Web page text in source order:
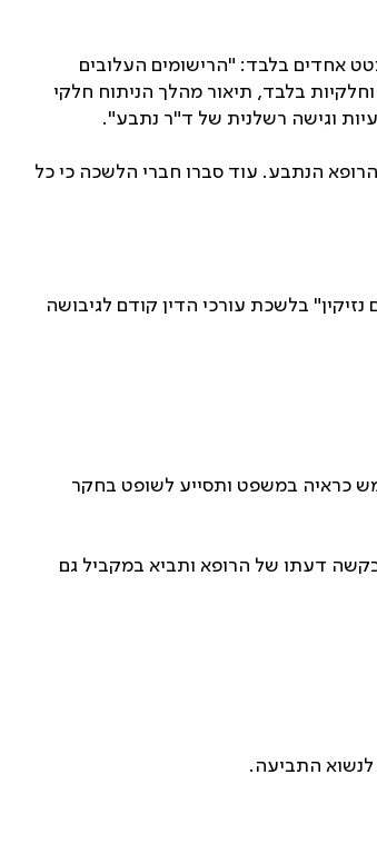
אחדים בלבד: "הרישומים העלובים
וחלקיות בלבד, תיאור מהלך הניתוח חלקי
וגישה רשלנית של ד"ר נתבע".
הנתבע. עוד סברו חברי הלשכה כי כל
בלשכת עורכי הדין קודם לגיבושה
כראיה במשפט ותסייע לשופט בחקר
דעתו של הרופא ותביא במקביל גם
לנשוא התביעה .